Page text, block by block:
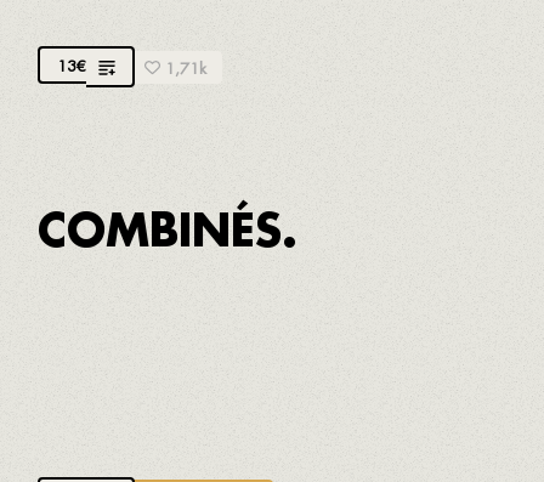
Pâtes artisanales à la bolognaise faite maison
13€ 1,71k
COMBINÉS.
FRITURE
Calmars à la romaine, petits poissons frits, petits
morue, poivrons de Padrón